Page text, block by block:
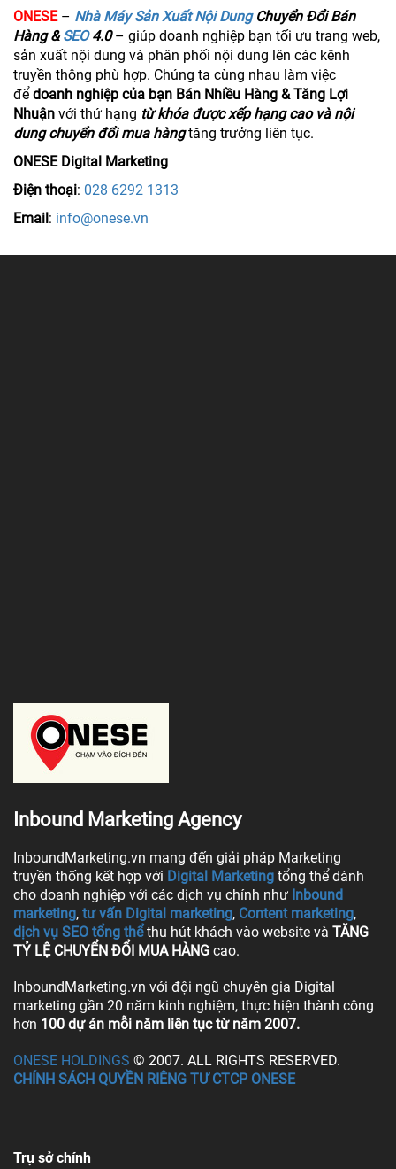
​ONESE– Nhà Máy Sản Xuất Nội DungChuyển Đổi Bán
Hàng &SEO4.0– giúp doanh nghiệp bạn tối ưu trang web,
sản xuất nội dung và phân phối nội dung lên các kênh
truyền thông phù hợp. Chúng ta cùng nhau làm việc
để doanh nghiệp của bạn Bán Nhiều Hàng & Tăng Lợi
Nhuận với thứ hạng từ khóa được xếp hạng cao và nội
dung chuyển đổi mua hàngtăng trưởng liên tục.
ONESE Digital Marketing
Điện thoại: 028 6292 1313
Email: info@onese.vn
Inbound Marketing Agency
InboundMarketing.vn mang đến giải pháp Marketing
truyền thống kết hợp với Digital Marketing tổng thể dành
cho doanh nghiệp với các dịch vụ chính như Inbound
marketing, tư vấn Digital marketing, Content marketing,
dịch vụ SEO tổng thể thu hút khách vào website và TĂNG
TỶ LỆ CHUYỂN ĐỔI MUA HÀNG cao.
InboundMarketing.vn với đội ngũ chuyên gia Digital
marketing gần 20 năm kinh nghiệm, thực hiện thành công
hơn 100 dự án mỗi năm liên tục từ năm 2007.
ONESE HOLDINGS © 2007. ALL RIGHTS RESERVED.
CHÍNH SÁCH QUYỀN RIÊNG TƯ CTCP ONESE
Trụ sở chính